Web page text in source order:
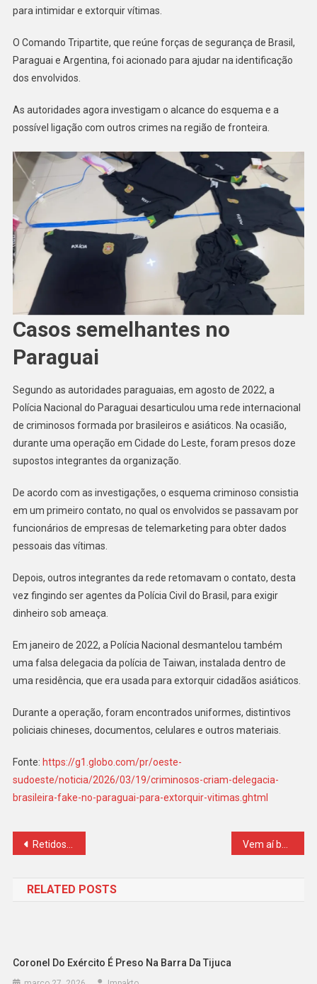
para intimidar e extorquir vítimas.
O Comando Tripartite, que reúne forças de segurança de Brasil,
Paraguai e Argentina, foi acionado para ajudar na identificação
dos envolvidos.
As autoridades agora investigam o alcance do esquema e a
possível ligação com outros crimes na região de fronteira.
Casos semelhantes no
Paraguai
Segundo as autoridades paraguaias, em agosto de 2022, a
Polícia Nacional do Paraguai desarticulou uma rede internacional
de criminosos formada por brasileiros e asiáticos. Na ocasião,
durante uma operação em Cidade do Leste, foram presos doze
supostos integrantes da organização.
De acordo com as investigações, o esquema criminoso consistia
em um primeiro contato, no qual os envolvidos se passavam por
funcionários de empresas de telemarketing para obter dados
pessoais das vítimas.
Depois, outros integrantes da rede retomavam o contato, desta
vez fingindo ser agentes da Polícia Civil do Brasil, para exigir
dinheiro sob ameaça.
Em janeiro de 2022, a Polícia Nacional desmantelou também
uma falsa delegacia da polícia de Taiwan, instalada dentro de
uma residência, que era usada para extorquir cidadãos asiáticos.
Durante a operação, foram encontrados uniformes, distintivos
policiais chineses, documentos, celulares e outros materiais.
Fonte: https://g1.globo.com/pr/oeste-
sudoeste/noticia/2026/03/19/criminosos-criam-delegacia-
brasileira-fake-no-paraguai-para-extorquir-vitimas.ghtml
Navegação
Post
Retidos em Viracopos: 113 haitianos apresentaram vistos falsos
RELATED POSTS
Coronel Do Exército É Preso Na Barra Da Tijuca